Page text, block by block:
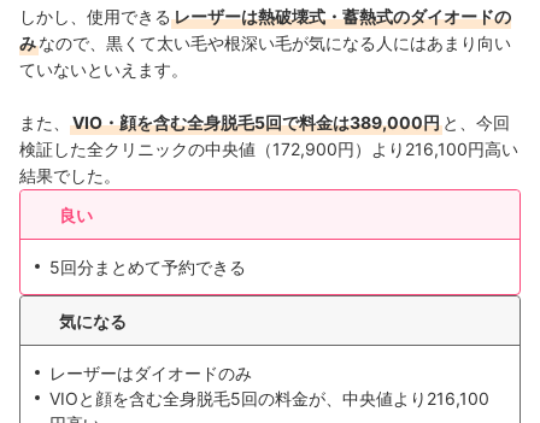
しかし、使用できる レーザーは熱破壊式・蓄熱式のダイオードの
みなので、黒くて太い毛や根深い毛が気になる人にはあまり向い
ていないといえます。
また、 VIO・顔を含む全身脱毛5回で料金は389,000円 と、今回
検証した全クリニックの中央値（172,900円）より216,100円高い
結果でした。
良い
5回分まとめて予約できる
気になる
レーザーはダイオードのみ
VIOと顔を含む全身脱毛5回の料金が、中央値より216,100